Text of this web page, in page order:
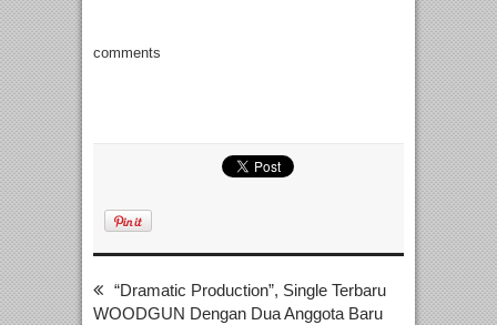
comments
“Dramatic Production”, Single Terbaru
WOODGUN Dengan Dua Anggota Baru